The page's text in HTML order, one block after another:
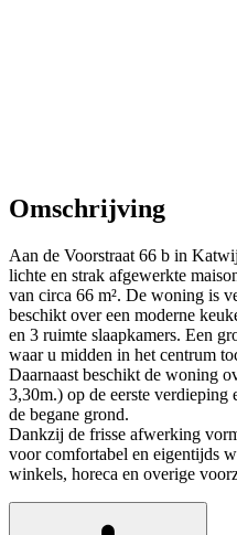
Omschrijving
Aan de Voorstraat 66 b in
lichte en strak afgewerkte
van circa 66 m². De woning is
beschikt over een moderne
en 3 ruimte slaapkamers. Een
waar u midden in het centrum
Daarnaast beschikt de woning
3,30m.) op de eerste verdieping
de begane grond.
Dankzij de frisse afwerking
voor comfortabel en eigentijds
winkels, horeca en overige